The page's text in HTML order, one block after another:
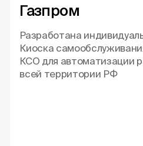
Газпром
Разработана
Киоска
КСО для автоматизации
всей территории РФ